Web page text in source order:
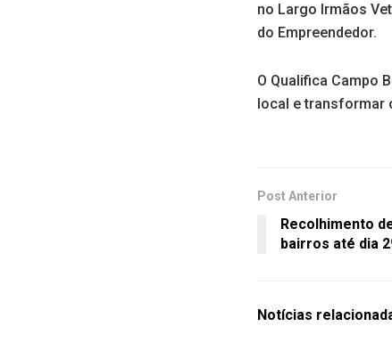
no Largo Irmãos
do Empreendedor.
O Qualifica Campo
local e transformar
Post Anterior
Recolhimento
bairros até dia
Notícias